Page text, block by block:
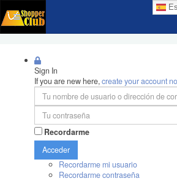
Sign In
If you are new here,create your account
Recordarme
Acceder
Recordarme mi usuario
Recordarme contraseña